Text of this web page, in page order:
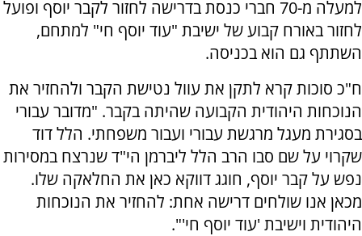
למעלה מ-70 חברי כנסת בדרישה לחזור לקבר יוסף ופועל
לחזור באורח קבוע של ישיבת "עוד יוסף חי" למתחם,
השתתף גם הוא בכניסה.
ח"כ סוכות קרא לתקן את עוול נטישת הקבר ולהחזיר את
הנוכחות היהודית הקבועה שהיתה בקבר. "מדובר עבורי
בסגירת מעגל מרגשת עבורי ועבור משפחתי. הלל דוד
שקרוי על שם סבו הרב הלל ליברמן הי"ד שנרצח במסירות
נפש על קבר יוסף, חוגג דווקא כאן את החלאקה שלו.
מכאן אנו שולחים דרישה אחת: להחזיר את הנוכחות
היהודית וישיבת 'עוד יוסף חי'".